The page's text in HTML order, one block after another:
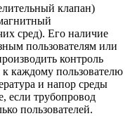
клапан)
сред). Его наличие
пользователям или
контроль
каждому пользователю
и напор среды
если трубопровод
пользователей.